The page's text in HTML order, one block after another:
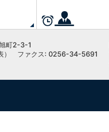
町2-3-1
） ファクス: 0256-34-5691